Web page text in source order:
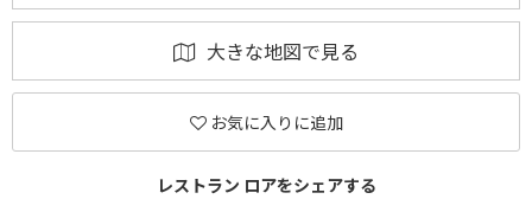
大きな地図で見る
お気に入りに追加
レストラン ロアをシェアする